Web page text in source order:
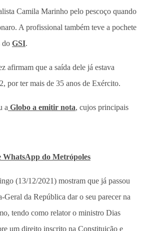
Camila Marinho pelo pescoço quando
A profissional também teve a pochete
do GSI.
afirmam que a saída dele já estava
por ter mais de 35 anos de Exército.
a Globo a emitir nota, cujos principais
WhatsApp do Metrópoles
(13/12/2021) mostram que já passou
Geral da República dar o seu parecer na
tendo como relator o ministro Dias
um direito inscrito na Constituição e